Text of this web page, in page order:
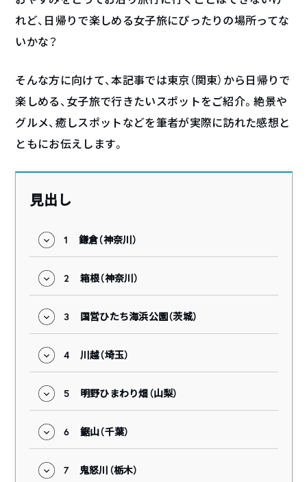
れど、日帰りで楽しめる女子旅にぴったりの場所ってな
いかな？
そんな方に向けて、本記事では東京（関東）から日帰りで
楽しめる、女子旅で行きたいスポットをご紹介。絶景や
グルメ、癒しスポットなどを筆者が実際に訪れた感想と
ともにお伝えします。
見出し
1 鎌倉（神奈川）
2 箱根（神奈川）
3 国営ひたち海浜公園（茨城）
4 川越（埼玉）
5 明野ひまわり畑（山梨）
6 鋸山（千葉）
7 鬼怒川（栃木）